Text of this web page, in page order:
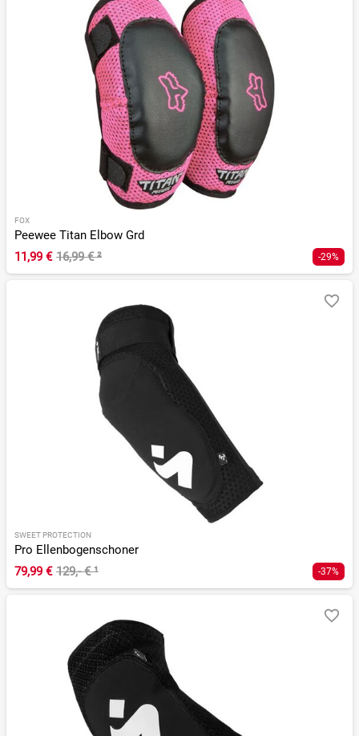
FOX
Peewee Titan Elbow Grd
11,99 € 16,99 €² -29%
SWEET PROTECTION
Pro Ellenbogenschoner
79,99 € 129,- €¹ -37%